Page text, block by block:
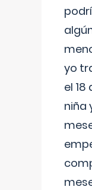
yo
el
niña